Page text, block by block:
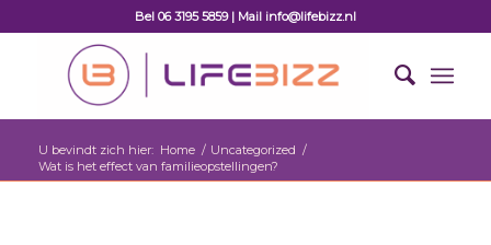
Bel 06 3195 5859 | Mail info@lifebizz.nl
U bevindt zich hier: Home / Uncategorized /
Wat is het effect van familieopstellingen?